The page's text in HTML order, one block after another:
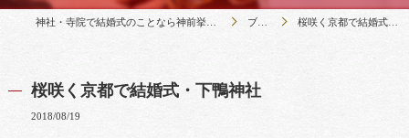
神社・寺院で結婚式のことなら神前挙式専門店三々九度 ブログ 桜咲く京都で結婚式・下鴨神社
桜咲く京都で結婚式・下鴨神社
2018/08/19